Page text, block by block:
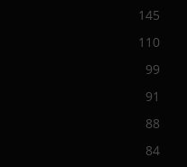
145
110
99
91
88
84